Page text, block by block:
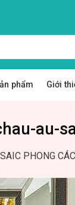
phẩm Giới
au-
PHONG